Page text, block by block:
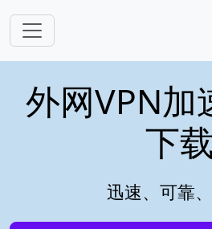
外网VPN加
下载
迅速、可靠